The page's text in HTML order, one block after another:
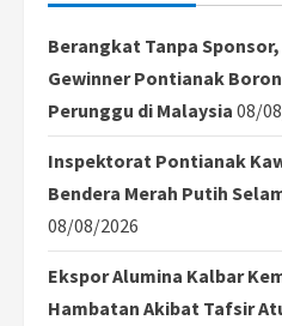
Berangkat Tanpa
Gewinner Pontianak
Perunggu di Malaysia 08/
Inspektorat Pontianak
Bendera Merah Putih
08/08/2026
Ekspor Alumina Kalbar
Hambatan Akibat Tafsir